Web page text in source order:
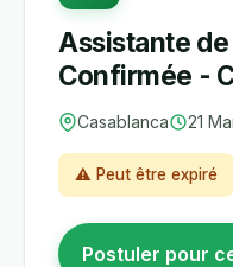
Assistante
Confirmée -
Casablanca 21
⚠ Peut être expiré
Postuler pour